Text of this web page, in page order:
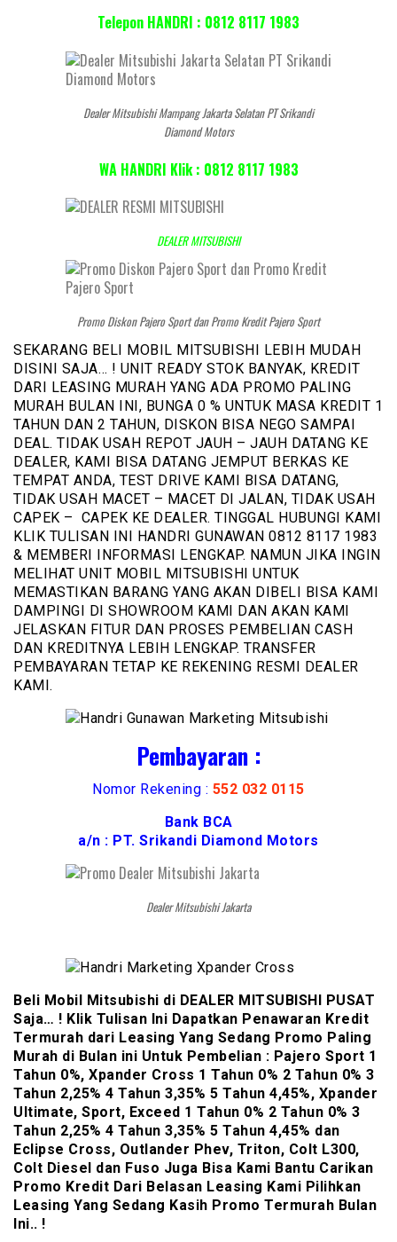
Telepon HANDRI : 0812 8117 1983
Dealer Mitsubishi Mampang Jakarta Selatan PT Srikandi
Diamond Motors
WA HANDRI Klik : 0812 8117 1983
DEALER MITSUBISHI
Promo Diskon Pajero Sport dan Promo Kredit Pajero Sport
SEKARANG BELI MOBIL MITSUBISHI LEBIH MUDAH
DISINI SAJA… ! UNIT READY STOK BANYAK, KREDIT
DARI LEASING MURAH YANG ADA PROMO PALING
MURAH BULAN INI, BUNGA 0 % UNTUK MASA KREDIT 1
TAHUN DAN 2 TAHUN, DISKON BISA NEGO SAMPAI
DEAL. TIDAK USAH REPOT JAUH – JAUH DATANG KE
DEALER, KAMI BISA DATANG JEMPUT BERKAS KE
TEMPAT ANDA, TEST DRIVE KAMI BISA DATANG,
TIDAK USAH MACET – MACET DI JALAN, TIDAK USAH
CAPEK – CAPEK KE DEALER. TINGGAL HUBUNGI KAMI
KLIK TULISAN INI HANDRI GUNAWAN 0812 8117 1983
& MEMBERI INFORMASI LENGKAP. NAMUN JIKA INGIN
MELIHAT UNIT MOBIL MITSUBISHI UNTUK
MEMASTIKAN BARANG YANG AKAN DIBELI BISA KAMI
DAMPINGI DI SHOWROOM KAMI DAN AKAN KAMI
JELASKAN FITUR DAN PROSES PEMBELIAN CASH
DAN KREDITNYA LEBIH LENGKAP. TRANSFER
PEMBAYARAN TETAP KE REKENING RESMI DEALER
KAMI.
Pembayaran :
Nomor Rekening : 552 032 0115
Bank BCA
a/n : PT. Srikandi Diamond Motors
Dealer Mitsubishi Jakarta
Beli Mobil Mitsubishi di DEALER MITSUBISHI PUSAT
Saja… ! Klik Tulisan Ini Dapatkan Penawaran Kredit
Termurah dari Leasing Yang Sedang Promo Paling
Murah di Bulan ini Untuk Pembelian : Pajero Sport 1
Tahun 0%, Xpander Cross 1 Tahun 0% 2 Tahun 0% 3
Tahun 2,25% 4 Tahun 3,35% 5 Tahun 4,45%, Xpander
Ultimate, Sport, Exceed 1 Tahun 0% 2 Tahun 0% 3
Tahun 2,25% 4 Tahun 3,35% 5 Tahun 4,45% dan
Eclipse Cross, Outlander Phev, Triton, Colt L300,
Colt Diesel dan Fuso Juga Bisa Kami Bantu Carikan
Promo Kredit Dari Belasan Leasing Kami Pilihkan
Leasing Yang Sedang Kasih Promo Termurah Bulan
Ini.. !